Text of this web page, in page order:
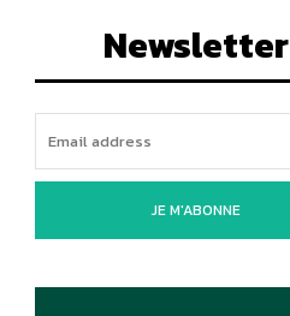
Newsletter
JE M'ABONNE